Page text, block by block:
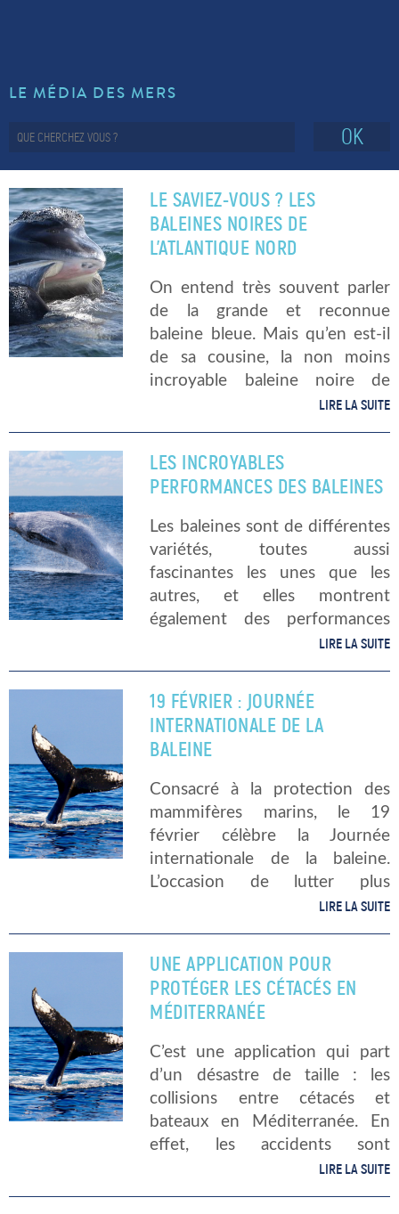
LE MÉDIA DES MERS
OK
LE SAVIEZ-VOUS ? LES
BALEINES NOIRES DE
L’ATLANTIQUE NORD
On entend très souvent parler
de la grande et reconnue
baleine bleue. Mais qu’en est-il
de sa cousine, la non moins
incroyable baleine noire de
l’Atlantique Nord ? Aujourd’hui,
caractéristiques sur les […]
LIRE LA SUITE
LES INCROYABLES
PERFORMANCES DES BALEINES
Les baleines sont de différentes
variétés, toutes aussi
fascinantes les unes que les
autres, et elles montrent
également des performances
impressionnantes. Nageuses
également une intelligence et
une mémoire étonnantes. Les
baleines sont de grandes
voyageuses Elles passent […]
LIRE LA SUITE
19 FÉVRIER : JOURNÉE
INTERNATIONALE DE LA
BALEINE
Consacré à la protection des
mammifères marins, le 19
février célèbre la Journée
internationale de la baleine.
L’occasion de lutter plus
concrètement contre la chasse
climatique. Même si, en 1982, la
Commission […]
LIRE LA SUITE
UNE APPLICATION POUR
PROTÉGER LES CÉTACÉS EN
MÉDITERRANÉE
C’est une application qui part
d’un désastre de taille : les
collisions entre cétacés et
bateaux en Méditerranée. En
effet, les accidents sont
courants et environ 16% à 20%
LIRE LA SUITE